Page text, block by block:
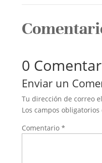
0
Enviar un
Tu dirección de correo
Los campos
Comentario *